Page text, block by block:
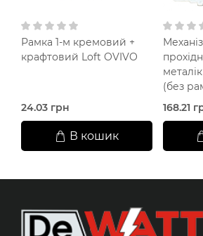
Рамка 1-м кремовий +
крафтовий Loft OVIVO
24.03 грн
В кошик
(без
168.21